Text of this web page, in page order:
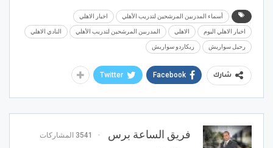
أسماء المدربين المرشحين لتدريب الأهلي اخبار الاهلي
اخبار الاهلي اليوم الاهلي المدربين المرشحين لتدريب الأهلي النادي الاهلي
رحيل سواريش ريكاردو سواريش
شارك Facebook
Twitter
فريق الساعة برس 3541 المشاركات